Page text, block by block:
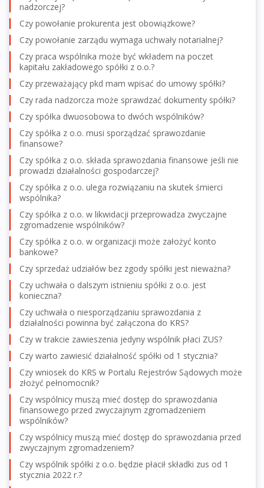
nadzorczej?
Czy powołanie prokurenta jest obowiązkowe?
Czy powołanie zarządu wymaga uchwały notarialnej?
Czy praca wspólnika może być wkładem na poczet
kapitału zakładowego spółki z o.o.?
Czy przeważający pkd mam wpisać do umowy spółki?
Czy rada nadzorcza może sprawdzać dokumenty spółki?
Czy spółka dwuosobowa to dwóch wspólników?
Czy spółka z o.o. musi sporządzać sprawozdanie
finansowe?
Czy spółka z o.o. składa sprawozdania finansowe jeśli nie
prowadzi działalności gospodarczej?
Czy spółka z o.o. ulega rozwiązaniu na skutek śmierci
wspólnika?
Czy spółka z o.o. w likwidacji przeprowadza zwyczajne
zgromadzenie wspólników?
Czy spółka z o.o. w organizacji może założyć konto
bankowe?
Czy sprzedaż udziałów bez zgody spółki jest nieważna?
Czy uchwała o dalszym istnieniu spółki z o.o. jest
konieczna?
Czy uchwała o niesporządzaniu sprawozdania z
działalności powinna być załączona do KRS?
Czy w trakcie zawieszenia jedyny wspólnik płaci ZUS?
Czy warto zawiesić działalność spółki od 1 stycznia?
Czy wniosek do KRS w Portalu Rejestrów Sądowych może
złożyć pełnomocnik?
Czy wspólnicy muszą mieć dostęp do sprawozdania
finansowego przed zwyczajnym zgromadzeniem
wspólników?
Czy wspólnicy muszą mieć dostęp do sprawozdania przed
zwyczajnym zgromadzeniem?
Czy wspólnik spółki z o.o. będzie płacił składki zus od 1
stycznia 2022 r.?